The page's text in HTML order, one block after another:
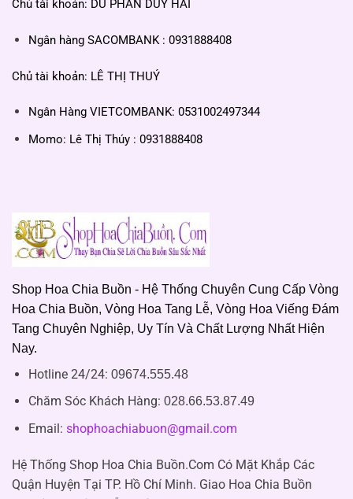
Chủ tài khoản: DU PHAN DUY HẢI
Ngân hàng SACOMBANK : 0931888408
Chủ tài khoản: LÊ THỊ THUÝ
Ngân Hàng VIETCOMBANK: 0531002497344
Momo: Lê Thị Thúy : 0931888408
Shop Hoa Chia Buồn - Hệ Thống Chuyên Cung Cấp Vòng
Hoa Chia Buồn, Vòng Hoa Tang Lễ, Vòng Hoa Viếng Đám
Tang Chuyên Nghiệp, Uy Tín Và Chất Lượng Nhất Hiện
Nay.
Hotline 24/24: 09674.555.48
Chăm Sóc Khách Hàng: 028.66.53.87.49
Email: shophoachiabuon@gmail.com
Hệ Thống Shop Hoa Chia Buồn.Com Có Mặt Khắp Các
Quận Huyện Tại TP. Hồ Chí Minh. Giao Hoa Chia Buồn